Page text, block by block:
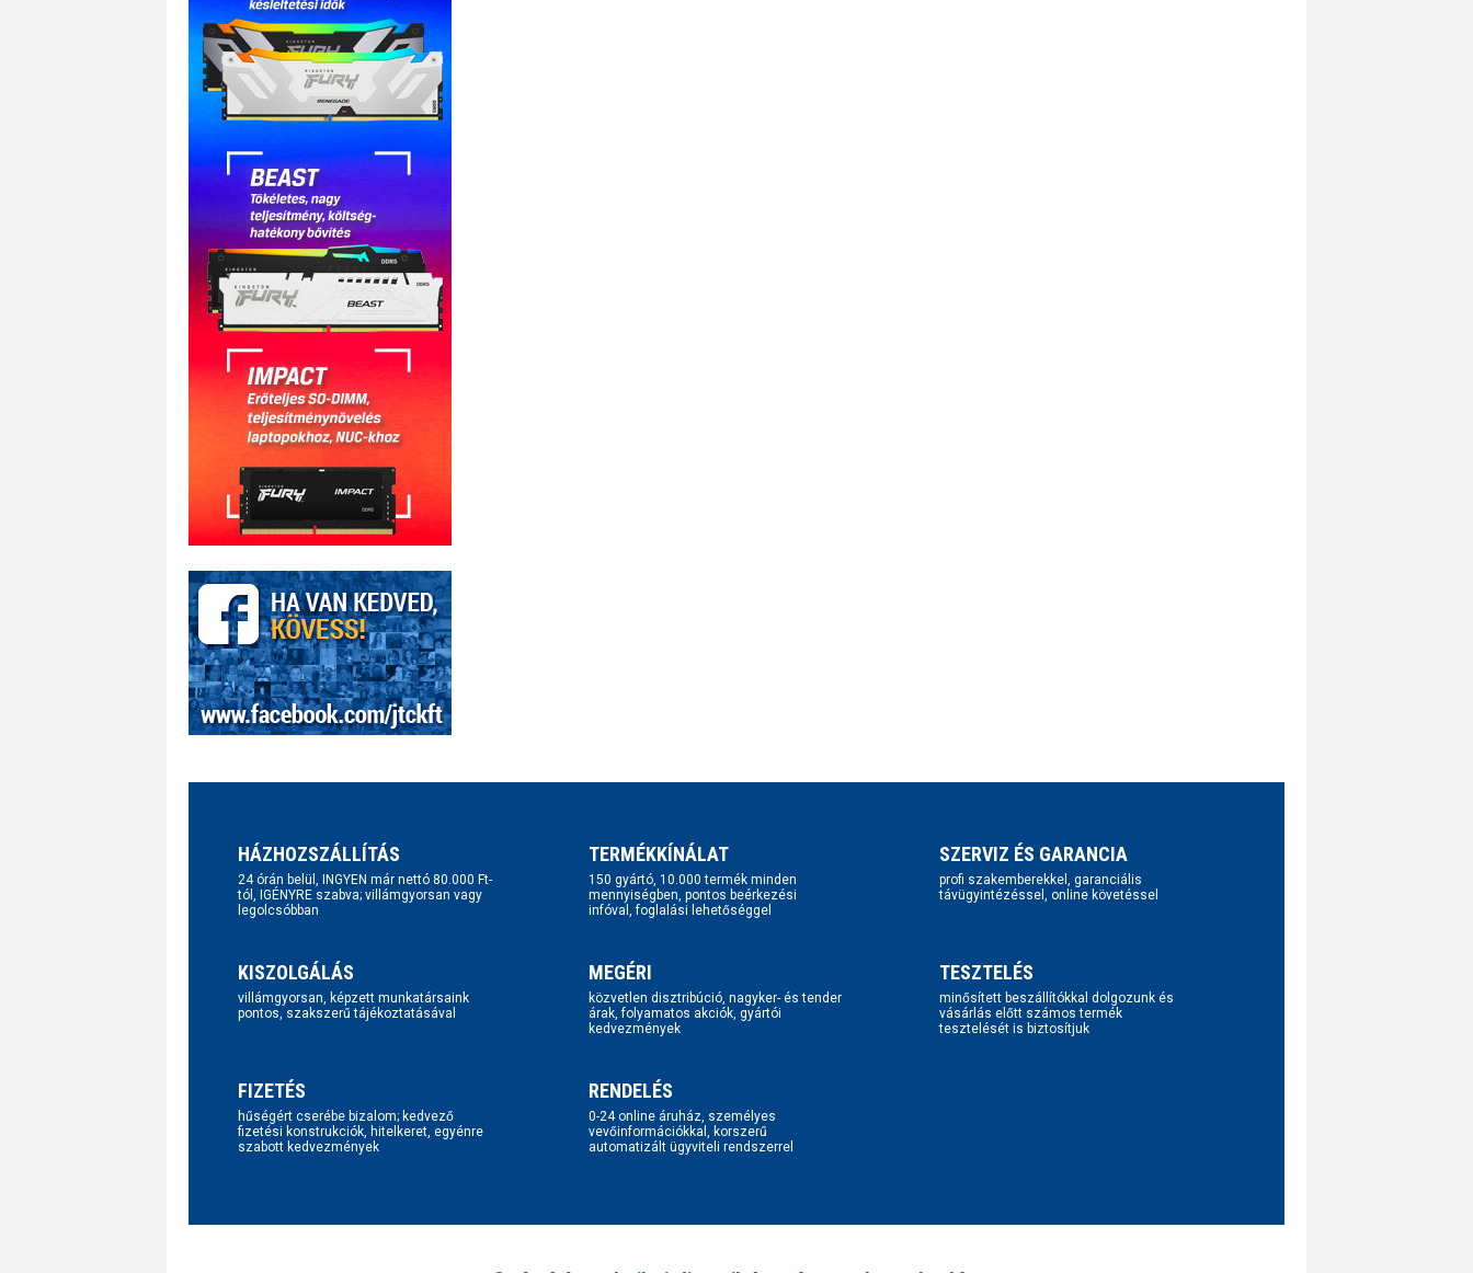
HÁZHOZSZÁLLÍTÁS
24 órán belül, INGYEN már nettó 80.000 Ft-
tól, IGÉNYRE szabva; villámgyorsan vagy
legolcsóbban
TERMÉKKÍNÁLAT
150 gyártó, 10.000 termék minden
mennyiségben, pontos beérkezési
infóval, foglalási lehetőséggel
SZERVIZ ÉS GARANCIA
profi szakemberekkel, garanciális
távügyintézéssel, online követéssel
KISZOLGÁLÁS
villámgyorsan, képzett munkatársaink
pontos, szakszerű tájékoztatásával
MEGÉRI
közvetlen disztribúció, nagyker- és tender
árak, folyamatos akciók, gyártói
kedvezmények
TESZTELÉS
minősített beszállítókkal dolgozunk és
vásárlás előtt számos termék
tesztelését is biztosítjuk
FIZETÉS
hűségért cserébe bizalom; kedvező
fizetési konstrukciók, hitelkeret, egyénre
szabott kedvezmények
RENDELÉS
0-24 online áruház, személyes
vevőinformációkkal, korszerű
automatizált ügyviteli rendszerrel